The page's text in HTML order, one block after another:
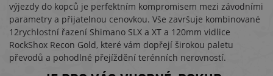
výjezdy do kopců je perfektním kompromisem mezi závodními
parametry a přijatelnou cenovkou. Vše završuje kombinované
12rychlostní řazení Shimano SLX a XT a 120mm vidlice
RockShox Recon Gold, které vám dopřejí širokou paletu
převodů a pohodlné přejíždění terénních nerovností.